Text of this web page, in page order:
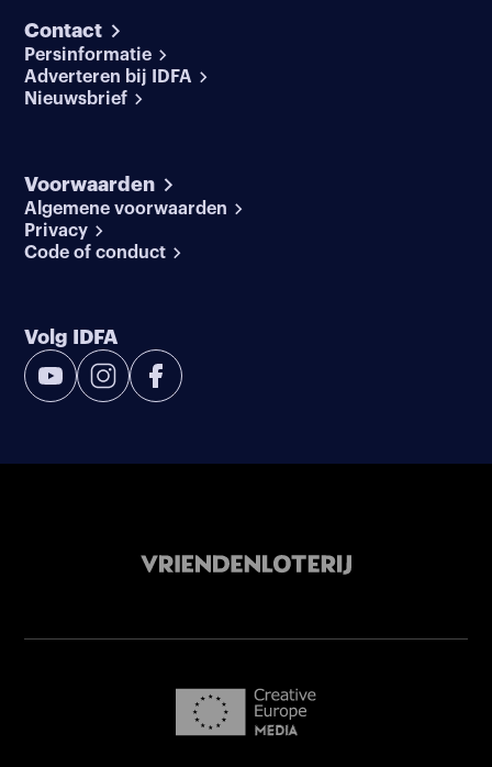
Contact
Persinformatie
Adverteren bij IDFA
Nieuwsbrief
Voorwaarden
Algemene voorwaarden
Privacy
Code of conduct
Volg IDFA